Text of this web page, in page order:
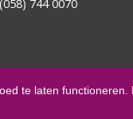
te laten
(058) 744 0070